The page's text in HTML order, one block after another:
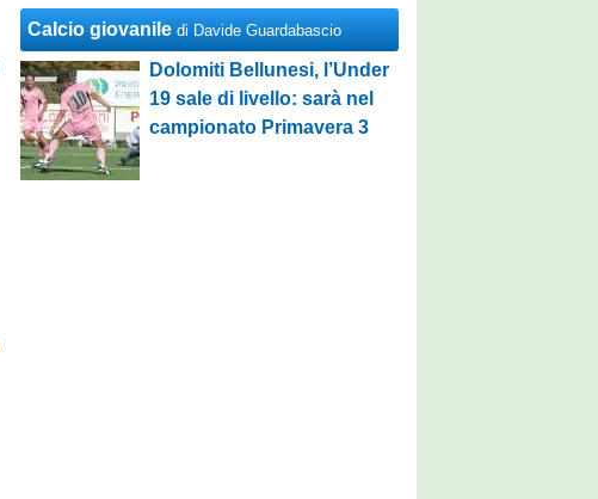
Calcio giovanile di Davide Guardabascio
Dolomiti Bellunesi, l’Under
19 sale di livello: sarà nel
campionato Primavera 3